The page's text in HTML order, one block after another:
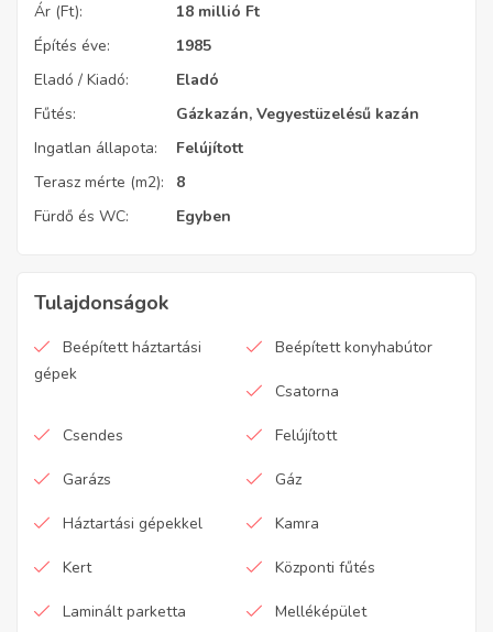
Ár (Ft):
18 millió Ft
Építés éve:
1985
Eladó / Kiadó:
Eladó
Fűtés:
Gázkazán, Vegyestüzelésű kazán
Ingatlan állapota:
Felújított
Terasz mérte (m2):
8
Fürdő és WC:
Egyben
Tulajdonságok
Beépített háztartási
gépek
Beépített konyhabútor
Csatorna
Csendes Felújított
Garázs Gáz
Háztartási gépekkel Kamra
Kert Központi fűtés
Laminált parketta Melléképület